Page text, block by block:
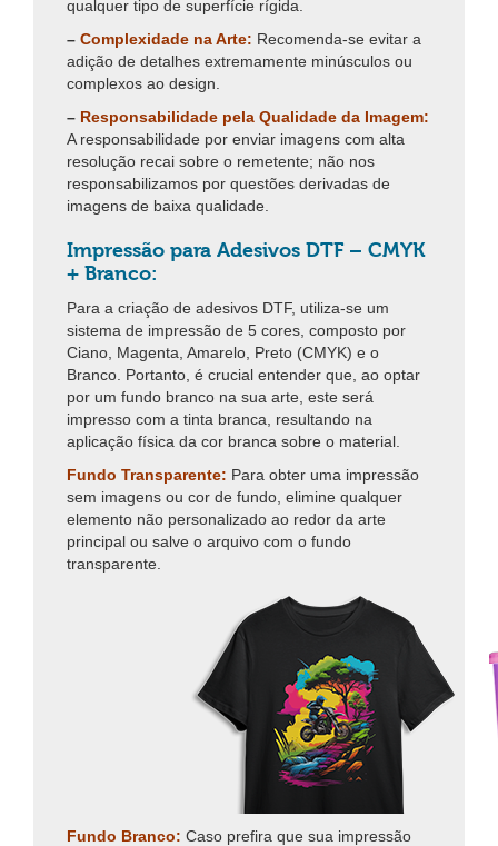
qualquer tipo de superfície rígida.
– Complexidade na Arte: Recomenda-se evitar a
adição de detalhes extremamente minúsculos ou
complexos ao design.
– Responsabilidade pela Qualidade da Imagem:
A responsabilidade por enviar imagens com alta
resolução recai sobre o remetente; não nos
responsabilizamos por questões derivadas de
imagens de baixa qualidade.
Impressão para Adesivos DTF – CMYK
+ Branco:
Para a criação de adesivos DTF, utiliza-se um
sistema de impressão de 5 cores, composto por
Ciano, Magenta, Amarelo, Preto (CMYK) e o
Branco. Portanto, é crucial entender que, ao optar
por um fundo branco na sua arte, este será
impresso com a tinta branca, resultando na
aplicação física da cor branca sobre o material.
Fundo Transparente: Para obter uma impressão
sem imagens ou cor de fundo, elimine qualquer
elemento não personalizado ao redor da arte
principal ou salve o arquivo com o fundo
transparente.
Fundo Branco: Caso prefira que sua impressão